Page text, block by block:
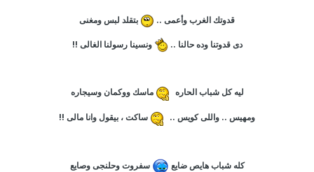
قدوتك الغرب وأعمى .. بتقلد لبس ومغنى
دى قدوتنا وده حالنا .. ونسينا رسولنا الغالى !!
ليه كل شباب الحاره ماسك ووكمان وسيجاره
ومهيس .. واللى كويس .. ساكت ، بيقول وانا مالى !!
كله شباب هايص ضايع سفروت وحلنجى وصايع